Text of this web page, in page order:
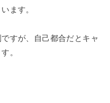
ます。
すが、自己都合だとキャ
。